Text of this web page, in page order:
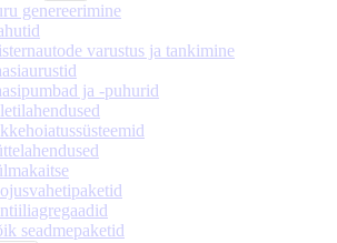
genereerimine
varustus ja tankimine
ja -puhurid
seadmepaketid